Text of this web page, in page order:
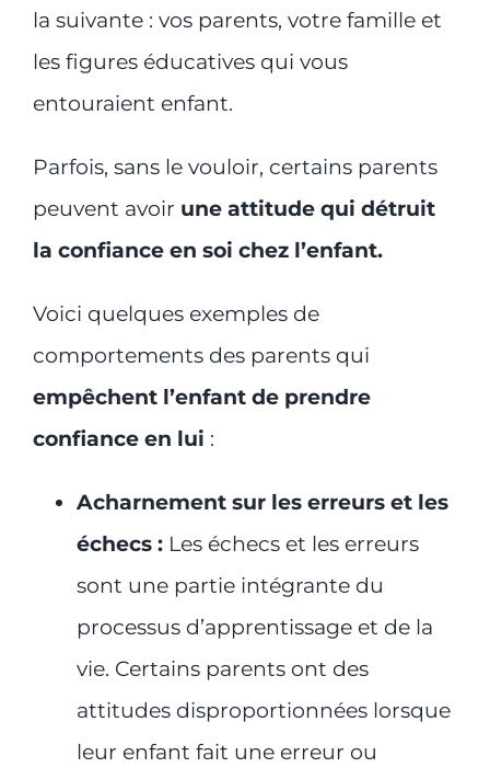
la suivante : vos parents, votre famille et
les figures éducatives qui vous
entouraient enfant.
Parfois, sans le vouloir, certains parents
peuvent avoir une attitude qui détruit
la confiance en soi chez l’enfant.
Voici quelques exemples de
comportements des parents qui
empêchent l’enfant de prendre
confiance en lui :
Acharnement sur les erreurs et les
échecs : Les échecs et les erreurs
sont une partie intégrante du
processus d’apprentissage et de la
vie. Certains parents ont des
attitudes disproportionnées lorsque
leur enfant fait une erreur ou